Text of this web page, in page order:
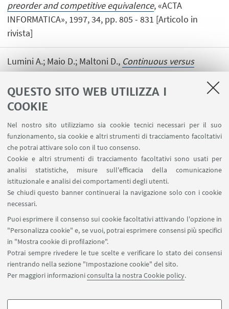
QUESTO SITO WEB UTILIZZA I
COOKIE
Nel nostro sito utilizziamo sia cookie tecnici necessari per il suo
funzionamento, sia cookie e altri strumenti di tracciamento facoltativi
che potrai attivare solo con il tuo consenso.
Cookie e altri strumenti di tracciamento facoltativi sono usati per
analisi statistiche, misure sull'efficacia della comunicazione
istituzionale e analisi dei comportamenti degli utenti.
Se chiudi questo banner continuerai la navigazione solo con i cookie
necessari.
Puoi esprimere il consenso sui cookie facoltativi attivando l'opzione in
"Personalizza cookie" e, se vuoi, potrai esprimere consensi più specifici
in "Mostra cookie di profilazione".
Potrai sempre rivedere le tue scelte e verificare lo stato dei consensi
rientrando nella sezione "Impostazione cookie" del sito.
Per maggiori informazioniconsulta la nostra Cookie policy.
preorder and competitive equivalence, «ACTA
INFORMATICA», 1997, 34, pp. 805 - 831 [Articolo in
rivista]
Lumini A.; Maio D.; Maltoni D., Continuous versus
exclusive classification for fingerprint retrieval,
«PATTERN RECOGNITION LETTERS», 1997, 18, pp. 1027 -
1034 [Articolo in rivista]
LINK UTILI
Area riservata
SEGUI UNIBO SU:
APP: